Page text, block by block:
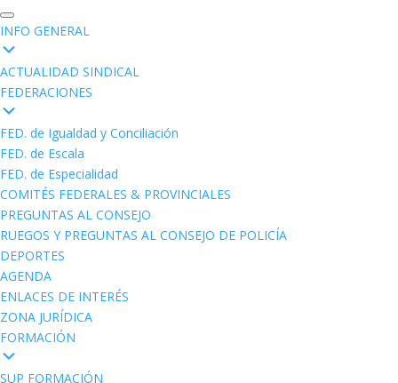
INFO GENERAL
ACTUALIDAD SINDICAL
FEDERACIONES
FED. de Igualdad y Conciliación
FED. de Escala
FED. de Especialidad
COMITÉS FEDERALES & PROVINCIALES
PREGUNTAS AL CONSEJO
RUEGOS Y PREGUNTAS AL CONSEJO DE POLICÍA
DEPORTES
AGENDA
ENLACES DE INTERÉS
ZONA JURÍDICA
FORMACIÓN
SUP FORMACIÓN